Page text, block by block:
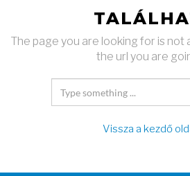
The page you are looking for is not
the url you are
Vissza a kezdő